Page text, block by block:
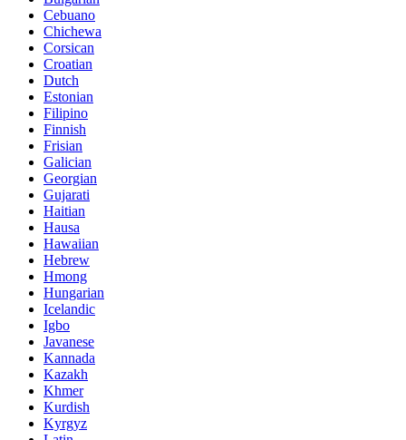
Cebuano
Chichewa
Corsican
Croatian
Dutch
Estonian
Filipino
Finnish
Frisian
Galician
Georgian
Gujarati
Haitian
Hausa
Hawaiian
Hebrew
Hmong
Hungarian
Icelandic
Igbo
Javanese
Kannada
Kazakh
Khmer
Kurdish
Kyrgyz